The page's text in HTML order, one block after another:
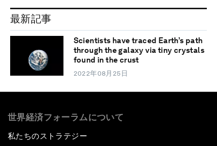
最新記事
Scientists have traced Earth’s path
through the galaxy via tiny crystals
found in the crust
2022年08月25日
世界経済フォーラムについて
私たちのストラテジー